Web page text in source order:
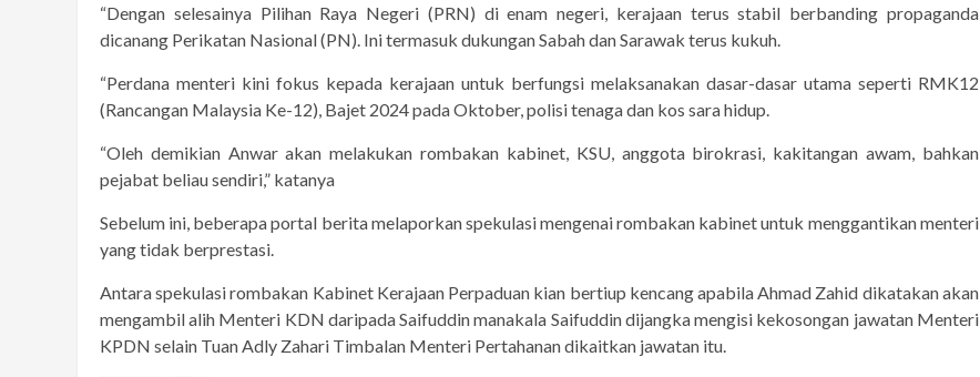
“Dengan selesainya Pilihan Raya Negeri (PRN) di enam negeri, kerajaan terus stabil berbanding propaganda
dicanang Perikatan Nasional (PN). Ini termasuk dukungan Sabah dan Sarawak terus kukuh.
“Perdana menteri kini fokus kepada kerajaan untuk berfungsi melaksanakan dasar-dasar utama seperti RMK12
(Rancangan Malaysia Ke-12), Bajet 2024 pada Oktober, polisi tenaga dan kos sara hidup.
“Oleh demikian Anwar akan melakukan rombakan kabinet, KSU, anggota birokrasi, kakitangan awam, bahkan
pejabat beliau sendiri,” katanya
Sebelum ini, beberapa portal berita melaporkan spekulasi mengenai rombakan kabinet untuk menggantikan menteri
yang tidak berprestasi.
Antara spekulasi rombakan Kabinet Kerajaan Perpaduan kian bertiup kencang apabila Ahmad Zahid dikatakan akan
mengambil alih Menteri KDN daripada Saifuddin manakala Saifuddin dijangka mengisi kekosongan jawatan Menteri
KPDN selain Tuan Adly Zahari Timbalan Menteri Pertahanan dikaitkan jawatan itu.